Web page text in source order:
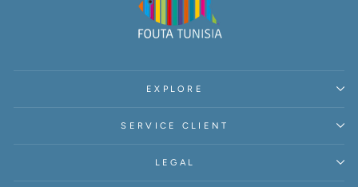
EXPLORE
SERVICE CLIENT
LEGAL